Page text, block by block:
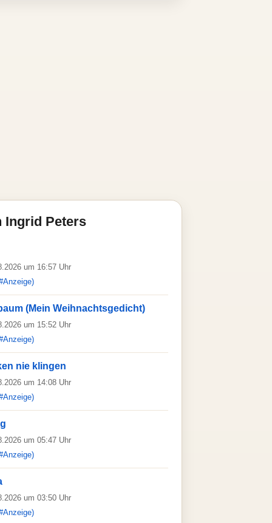
Ingrid Peters
um 16:57 Uhr
(Mein Weihnachtsgedicht)
um 15:52 Uhr
nie klingen
um 14:08 Uhr
um 05:47 Uhr
um 03:50 Uhr